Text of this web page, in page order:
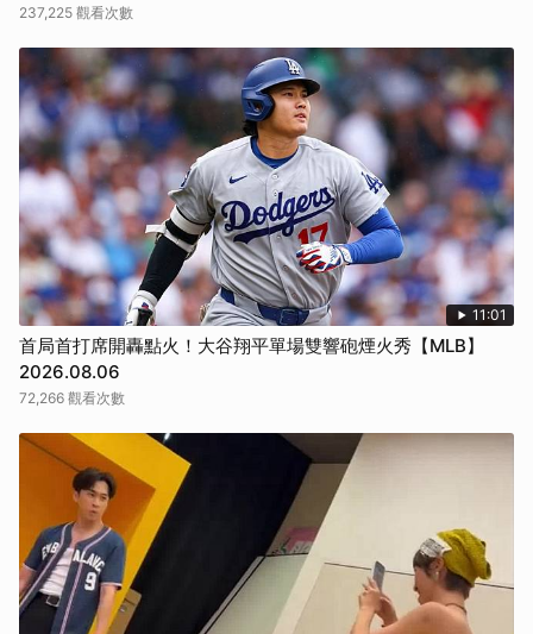
237,225 觀看次數
11:01
首局首打席開轟點火！大谷翔平單場雙響砲煙火秀【MLB】
2026.08.06
72,266 觀看次數